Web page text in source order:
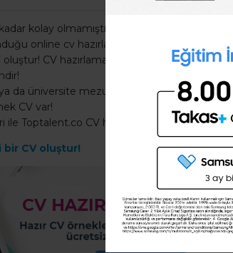
kolay olmamıştı.
online cv hazırlama programı ile ücretsiz
CV hazırlama formu ile bilgilerini
da üniversite mezunuysan CV nasıl
CV var!
ile Toptalent.co CV hazırlama sitesi tam
CV oluştur!